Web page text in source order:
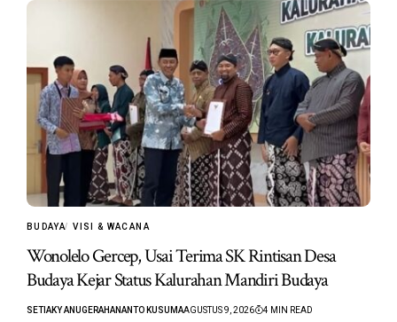
BUDAYA VISI & WACANA
Wonolelo Gercep, Usai Terima SK Rintisan Desa
Budaya Kejar Status Kalurahan Mandiri Budaya
SETIAKY ANUGERAHANANTO KUSUMAAGUSTUS 9, 2026 4 MIN READ